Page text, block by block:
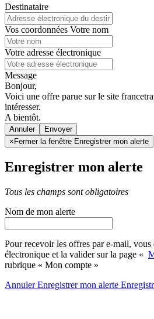
Destinataire
Vos coordonnées Votre nom
Votre adresse électronique
Message
Bonjour,
Voici une offre parue sur le site
intéresser.
A bientôt.
Annuler
× Fermer la fenêtre Enregistrer mon alerte
Enregistrer mon alerte
Tous les champs sont obligatoires
Nom de mon alerte
Pour recevoir les offres par e-mail, vous
électronique et la valider sur la page «
rubrique « Mon compte »
AnnulerEnregistrer mon alerte